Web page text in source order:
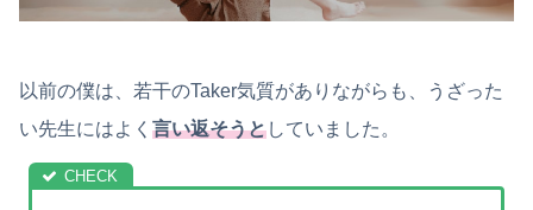
以前の僕は、若干のTaker気質がありながらも、うざった
い先生にはよく 言い返そうとしていました。